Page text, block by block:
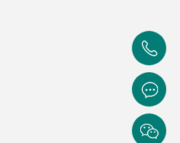
0531-
59923282